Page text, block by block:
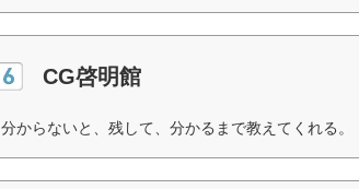
CG啓明館
分からないと、残して、分かるまで教えてくれる。